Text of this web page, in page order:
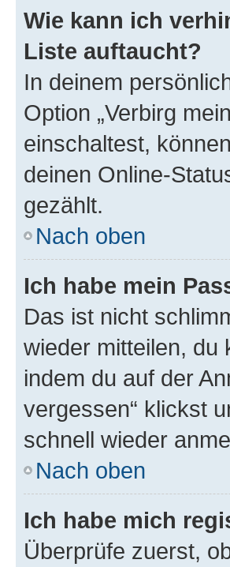
Wie kann ich
Liste auftaucht?
In deinem
Option „Verbirg
einschaltest,
deinen Online-
gezählt.
Nach oben
Ich habe mein
Das ist nicht
wieder mitteilen, du
indem du auf der
vergessen“ klickst
schnell wieder
Nach oben
Ich habe mich
Überprüfe zuerst,